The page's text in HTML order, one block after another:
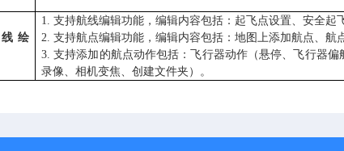
绘
1. 支持航线编辑功能，编辑内容包括：起飞点设置、安全起
2. 支持航点编辑功能，编辑内容包括：地图上添加航点、航
3. 支持添加的航点动作包括：飞行器动作（悬停、飞行器
录像、相机变焦、创建文件夹）。